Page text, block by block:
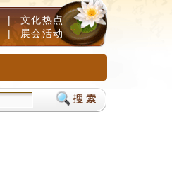
| 文化热点
| 展会活动
补脑品牌严选榜单，神经酸磷脂酰丝氨酸